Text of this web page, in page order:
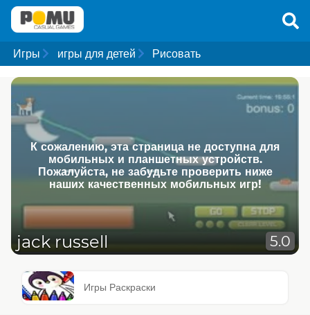
Игры игры для детей Рисовать
К сожалению, эта страница не доступна для
мобильных и планшетных устройств.
Пожалуйста, не забудьте проверить ниже
наших качественных мобильных игр!
jack russell 5.0
Игры Раскраски